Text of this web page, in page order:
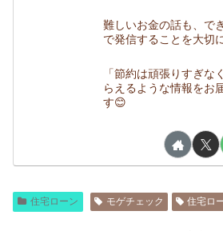
難しいお金の話も、で
で発信することを大切
「節約は頑張りすぎな
らえるような情報をお
す😊
住宅ローン モゲチェック 住宅ロ